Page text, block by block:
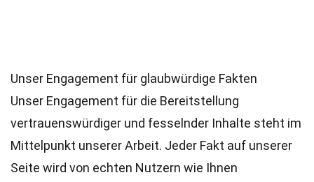
Unser Engagement für glaubwürdige Fakten
Unser Engagement für die Bereitstellung
vertrauenswürdiger und fesselnder Inhalte steht im
Mittelpunkt unserer Arbeit. Jeder Fakt auf unserer
Seite wird von echten Nutzern wie Ihnen